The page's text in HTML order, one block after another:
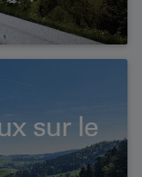
sur le